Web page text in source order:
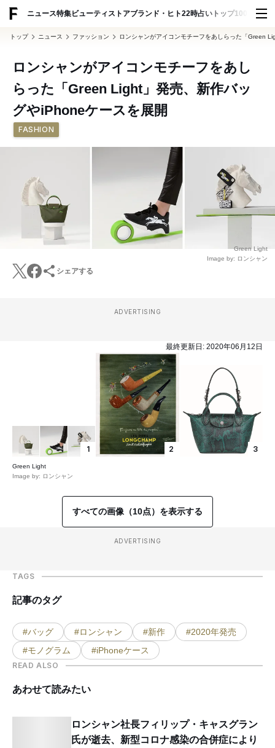
ニュース特集ビューティ ストアブランド・ヒト22時占い トップ100 スナッ
トップ ニュース ファッション ロンシャンがアイコンモチーフをあしらった「Green
ロンシャンがアイコンモチーフをあし
らった「Green Light」発売、新作バッ
グやiPhoneケースを展開
FASHION
Green Light
Image by: ロンシャン
シェアする
ADVERTISING
最終更新日: 2020年06月12日
1
Green Light
Image by: ロンシャン
2 3
すべての画像（10点）を表示する
ADVERTISING
TAGS
記事のタグ
#バッグ #ロンシャン #新作
#2020年発売
#モノグラム
#iPhoneケース
READ ALSO
あわせて読みたい
ロンシャン社長フィリップ・キャスグラン
氏が逝去、新型コロナ感染の合併症により